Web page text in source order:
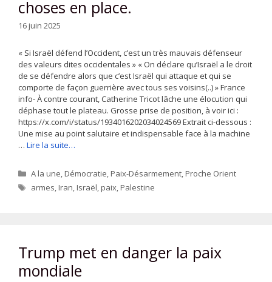
choses en place.
16 juin 2025
« Si Israël défend l’Occident, c’est un très mauvais défenseur
des valeurs dites occidentales » « On déclare qu’Israël a le droit
de se défendre alors que c’est Israël qui attaque et qui se
comporte de façon guerrière avec tous ses voisins(..) » France
info- À contre courant, Catherine Tricot lâche une élocution qui
déphase tout le plateau. Grosse prise de position, à voir ici :
https://x.com/i/status/1934016202034024569 Extrait ci-dessous :
Une mise au point salutaire et indispensable face à la machine
… Lire la suite…
Catégories
A la une,Démocratie,Paix-Désarmement,Proche Orient
Étiquettes
armes,Iran,Israël,paix,Palestine
Trump met en danger la paix
mondiale